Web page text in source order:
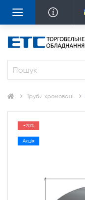
Труби хромовані
-20%
Акція